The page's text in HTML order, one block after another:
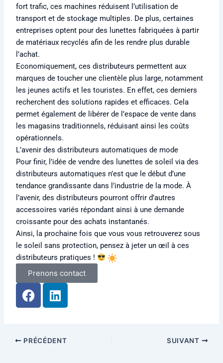
fort trafic, ces machines réduisent l’utilisation de
transport et de stockage multiples. De plus, certaines
entreprises optent pour des lunettes fabriquées à partir
de matériaux recyclés afin de les rendre plus durable
l’achat.
Economiquement, ces distributeurs permettent aux
marques de toucher une clientèle plus large, notamment
les jeunes actifs et les touristes. En effet, ces derniers
recherchent des solutions rapides et efficaces. Cela
permet également de libérer de l’espace de vente dans
les magasins traditionnels, réduisant ainsi les coûts
opérationnels.
L’avenir des distributeurs automatiques de mode
Pour finir, l’idée de vendre des lunettes de soleil via des
distributeurs automatiques n’est que le début d’une
tendance grandissante dans l’industrie de la mode. À
l’avenir, des distributeurs pourront offrir d’autres
accessoires variés répondant ainsi à une demande
croissante pour des achats instantanés.
Ainsi, la prochaine fois que vous vous retrouverez sous
le soleil sans protection, pensez à jeter un œil à ces
distributeurs pratiques !
Prenons contact
F
a
b
L
i
e
PRÉCÉDENT SUIVANT